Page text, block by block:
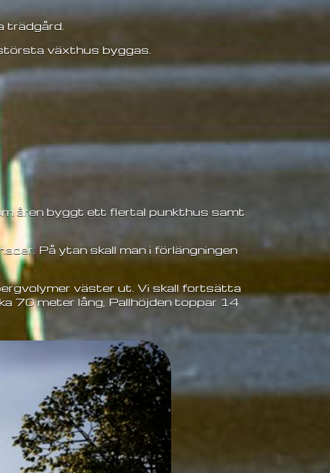
trädgård.
växthus byggas.
åren byggt ett flertal punkthus samt
På ytan skall man i förlängningen
väster ut. Vi skall fortsätta
70 meter lång, Pallhöjden toppar 14